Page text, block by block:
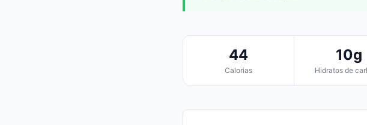
44
Calorias
10g
Hidratos de